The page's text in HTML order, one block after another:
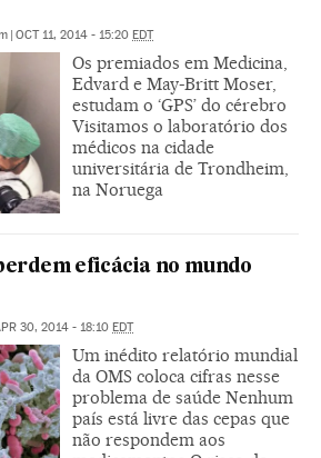
| OCT 11, 2014 - 15:20 EDT
Os premiados em Medicina,
Edvard e May-Britt Moser,
estudam o ‘GPS’ do cérebro
Visitamos o laboratório dos
médicos na cidade
universitária de Trondheim,
na Noruega
eficácia no mundo
30, 2014 - 18:10 EDT
Um inédito relatório mundial
da OMS coloca cifras nesse
problema de saúde Nenhum
país está livre das cepas que
não respondem aos